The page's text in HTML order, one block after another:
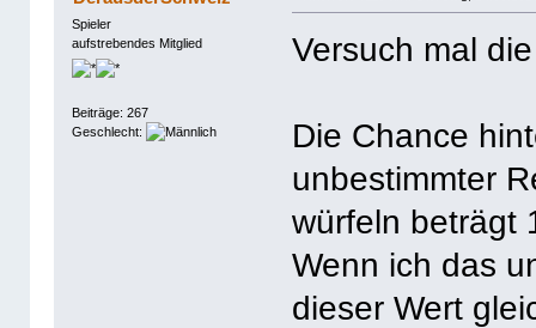
Spieler
aufstrebendes Mitglied
Beiträge: 267
Geschlecht:
Versuch mal
Die Chance
unbestimmter
würfeln beträgt
Wenn ich das
dieser Wert